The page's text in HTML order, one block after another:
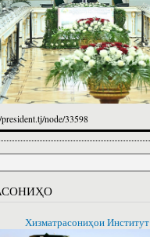
node/33598
Хизматрасониҳои Институт